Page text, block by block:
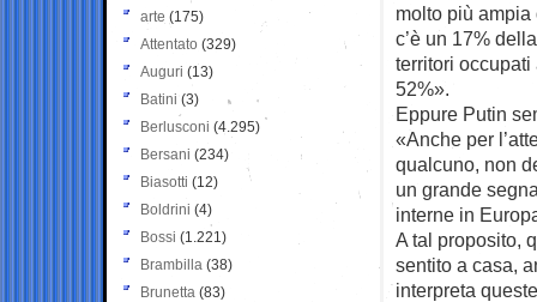
molto più
c’è un 17%
territori
52%».
Eppure Putin
«Anche per
qualcuno, non
un grande
interne in
A tal proposito,
sentito a casa,
interpreta
arte (175)
Attentato (329)
Auguri (13)
Batini (3)
Berlusconi (4.295)
Bersani (234)
Biasotti (12)
Boldrini (4)
Bossi (1.221)
Brambilla (38)
Brunetta (83)